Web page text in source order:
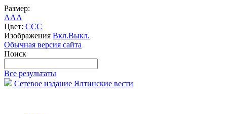
Размер:
AAA
Цвет: CCC
Изображения Вкл.Выкл.
Обычная версия сайта
Поиск
Все результаты
Сетевое издание Ялтинские вести